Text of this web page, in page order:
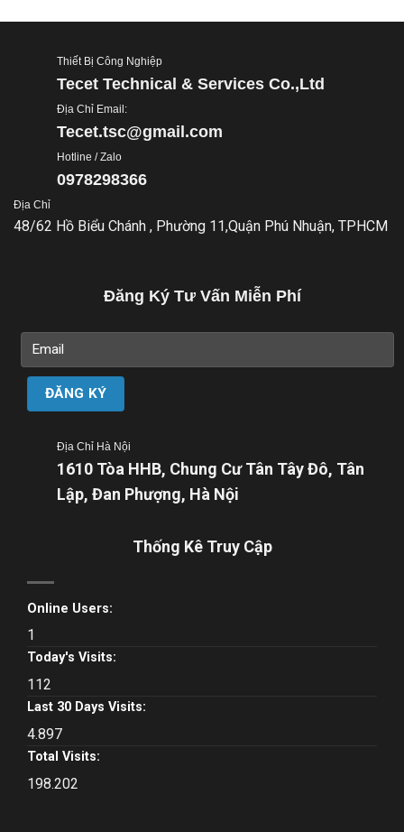
Thiết Bị Công Nghiệp
Tecet Technical & Services Co.,Ltd
Địa Chỉ Email:
Tecet.tsc@gmail.com
Hotline / Zalo
0978298366
Địa Chỉ
48/62 Hồ Biểu Chánh , Phường 11,Quận Phú Nhuận, TPHCM
Đăng Ký Tư Vấn Miễn Phí
Địa Chỉ Hà Nội
1610 Tòa HHB, Chung Cư Tân Tây Đô, Tân
Lập, Đan Phượng, Hà Nội
Thống Kê Truy Cập
Online Users:
1
Today's Visits:
112
Last 30 Days Visits:
4.897
Total Visits:
198.202